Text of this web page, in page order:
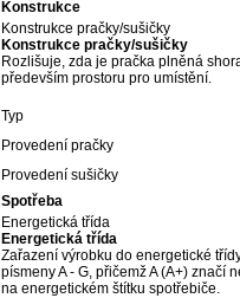
Konstrukce
Konstrukce pračky/sušičky
Konstrukce pračky/sušičky
Rozlišuje, zda je pračka plněná
především prostoru pro umístění.
Typ
Provedení pračky
Provedení sušičky
Spotřeba
Energetická třída
Energetická třída
Zařazení výrobku do energetické
písmeny A - G, přičemž A (A+) značí
na energetickém štítku spotřebiče.